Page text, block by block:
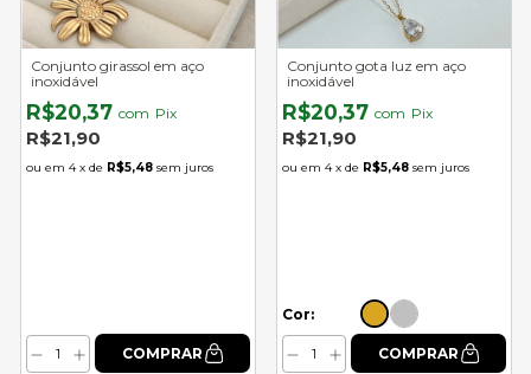
Conjunto girassol em aço
inoxidável
R$20,37 com Pix
R$21,90
4 x de R$5,48 sem juros
Conjunto gota luz em aço
inoxidável
R$20,37 com Pix
R$21,90
4 x de R$5,48 sem juros
Cor: